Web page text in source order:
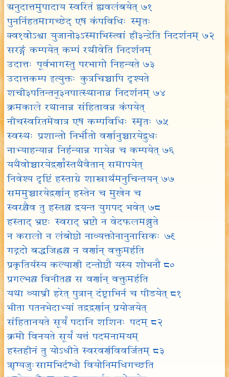
अनुदात्तमुपादाय स्वरितं ह्यवलंबयेत् ७१
पुनर्निहतमागच्छेद् एष कंपविधिः स्मृतः
क्व१वोऽश्वा युजानो३ऽस्माभिस्त्वां ही३न्द्रेति निदर्शनम् ७२
सरङ्गं कम्पयेत् कम्पं रथीवेति निदर्शनम्
उदात्तः पूर्वभागस्तु परभागो निहन्यते ७३
उदात्तकम्प इत्युक्तः कुत्रचिच्चापि दृश्यते
शची३पतिन्तनू३नपात्स्थानान्न निदर्शनम् ७४
क्रमकाले रथानान्न संहितावन्न कंपयेत्
नीचस्वरितमेवात्र एष कम्पविधिः स्मृतः ७५
स्वस्थः प्रशान्तो निर्भीतो वर्णानुच्चारयेद्बुधः
नाभ्याहन्यान्न निर्हन्यान्न गायेन्न च कम्पयेत् ७६
यथैवोच्चारयेद्वर्णांस्तथैवैतान् समापयेत्
निवेश्य दृष्टिं हस्ताग्रे शास्त्रार्थमनुचिन्तयन् ७७
सममुच्चारयेद्वर्णान् हस्तेन च मुखेन च
स्वरश्चैव तु हस्तश्च द्वयन्त युगपद् भवेत् ७८
हस्ताद् भ्रष्टः स्वराद् भ्रष्टो न वेदफलमश्नुते
न करालो न लंबोष्ठो नाव्यक्तोनानुनासिकः ७९
गद्गदो बद्धजिह्वश्च न वर्णान् वक्तुमर्हति
प्रकृतिर्यस्य कल्याणी दन्तोष्ठौ यस्य शोभनौ ८०
प्रगल्भश्च विनीतश्च स वर्णान् वक्तुमर्हति
यथा व्याघ्री हरेत् पुत्रान् दंष्ट्राभिर्न च पीडयेत् ८१
भीता पतनभेदाभ्यां तद्वद्वर्णान् प्रयोजयेत्
संहितानयते सूर्यं पदानि शशिनः पदम् ८२
क्रमो विनयते सूर्यं यत्तं पदमनामयम्
हस्तहीनं तु योऽधीते स्वरवर्णविवर्जितम् ८३
ऋग्यजुःसामभिर्दग्धो वियोनिमधिगच्छति